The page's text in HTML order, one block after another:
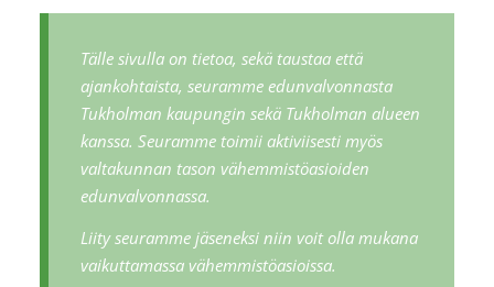
Tälle sivulla on tietoa, sekä taustaa että
ajankohtaista, seuramme edunvalvonnasta
Tukholman kaupungin sekä Tukholman alueen
kanssa. Seuramme toimii aktiviisesti myös
valtakunnan tason vähemmistöasioiden
edunvalvonnassa.
Liity seuramme jäseneksi niin voit olla mukana
vaikuttamassa vähemmistöasioissa.